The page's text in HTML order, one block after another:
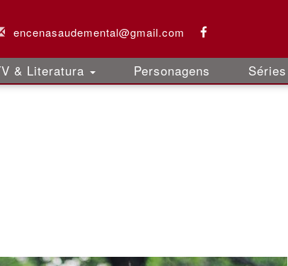
encenasaudemental@gmail.com
& Literatura Personagens Séries